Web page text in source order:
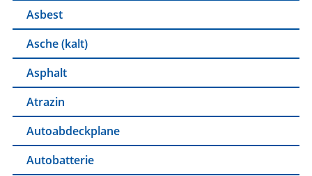
Asbest
Asche (kalt)
Asphalt
Atrazin
Autoabdeckplane
Autobatterie